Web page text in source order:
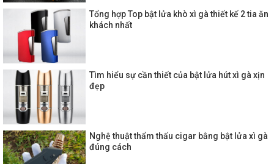
Tổng hợp Top bật lửa khò xì gà thiết kế 2 tia ăn
khách nhất
Tìm hiểu sự cần thiết của bật lửa hút xì gà xịn
đẹp
Nghệ thuật thẩm thấu cigar bằng bật lửa xì gà
đúng cách